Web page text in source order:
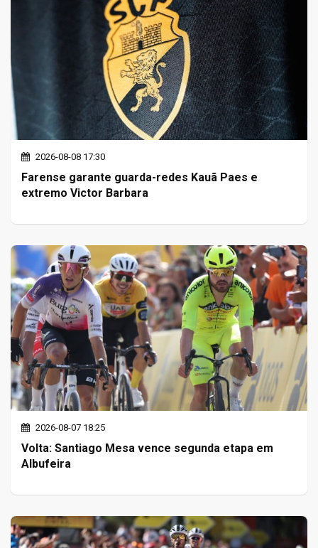
2026-08-08 17:30
Farense garante guarda-redes Kauã Paes e
extremo Victor Barbara
2026-08-07 18:25
Volta: Santiago Mesa vence segunda etapa em
Albufeira